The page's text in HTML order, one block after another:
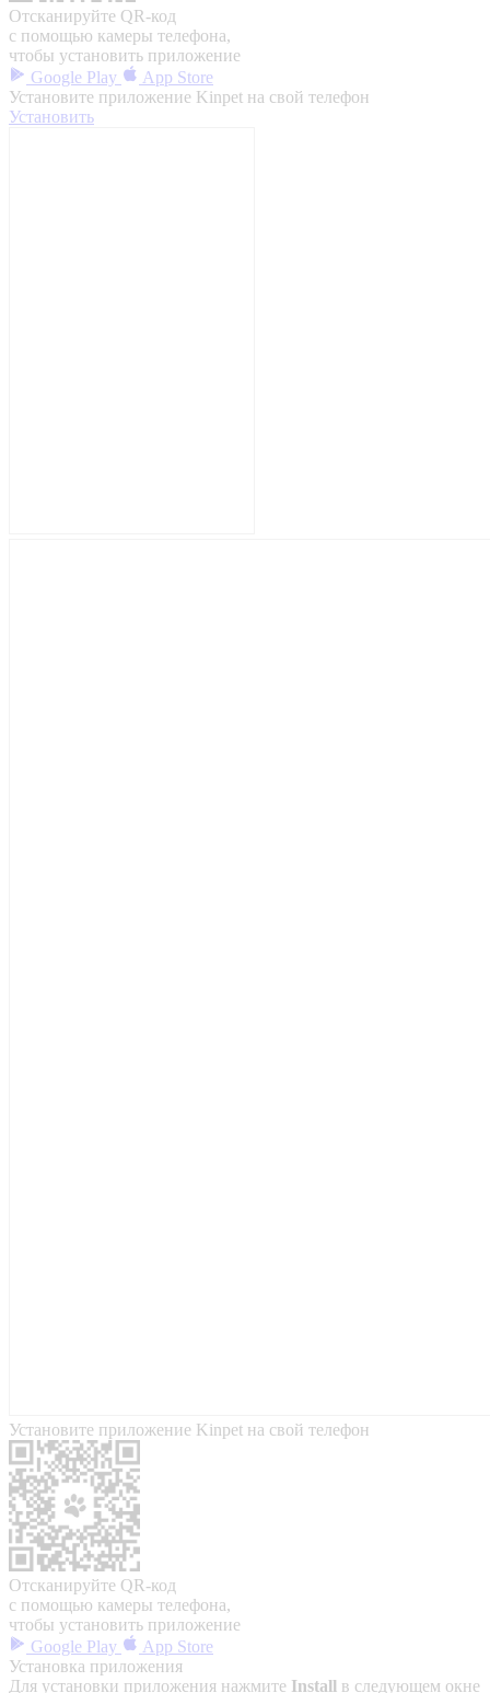
Отсканируйте QR-код
с помощью камеры телефона,
чтобы установить приложение
Google Play
App Store
Установите приложение Kinpet на свой телефон
Установить
Установите приложение Kinpet на свой телефон
Отсканируйте QR-код
с помощью камеры телефона,
чтобы установить приложение
Google Play
App Store
Установка приложения
Для установки приложения нажмите Install в следующем окне